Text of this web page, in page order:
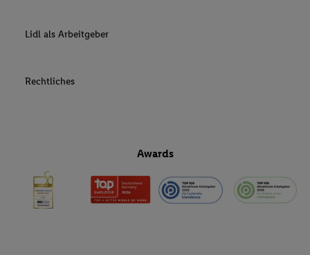
Lidl als Arbeitgeber
Rechtliches
Awards